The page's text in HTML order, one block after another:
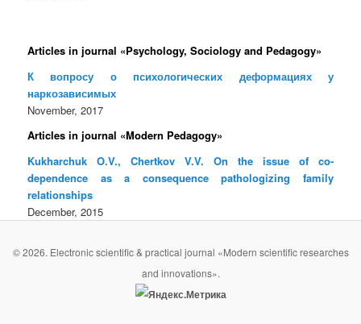
Articles in journal «Psychology, Sociology and Pedagogy»
К вопросу о психологических деформациях у
наркозависимых
November, 2017
Articles in journal «Modern Pedagogy»
Kukharchuk O.V., Chertkov V.V. On the issue of co-
dependence as a consequence pathologizing family
relationships
December, 2015
© 2026. Electronic scientific & practical journal «Modern scientific researches
and innovations».